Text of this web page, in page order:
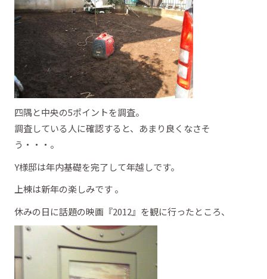
四隅と中央の5ポイントを調査。
調査している人に確認すると、あまり良くなさそ
う・・・。
Y様邸は年内基礎を完了して年越しです。
上棟は新年の楽しみです 。
休みの日に話題の映画『2012』を観に行ったところ、